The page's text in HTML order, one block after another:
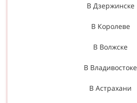
В Дзержинске
В Королеве
В Волжске
В Владивостоке
В Астрахани